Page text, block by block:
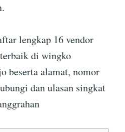
lengkap 16 vendor
di wingko
beserta alamat, nomor
dan ulasan singkat